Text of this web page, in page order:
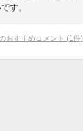
す。
おすすめコメント (1 件)